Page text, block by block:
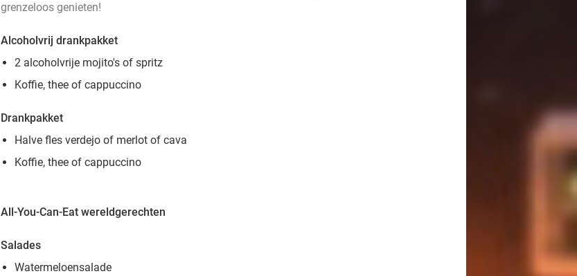
grenzeloos genieten!
Alcoholvrij drankpakket
2 alcoholvrije mojito's of spritz
Koffie, thee of cappuccino
Drankpakket
Halve fles verdejo of merlot of cava
Koffie, thee of cappuccino
All-You-Can-Eat wereldgerechten
Salades
Watermeloensalade